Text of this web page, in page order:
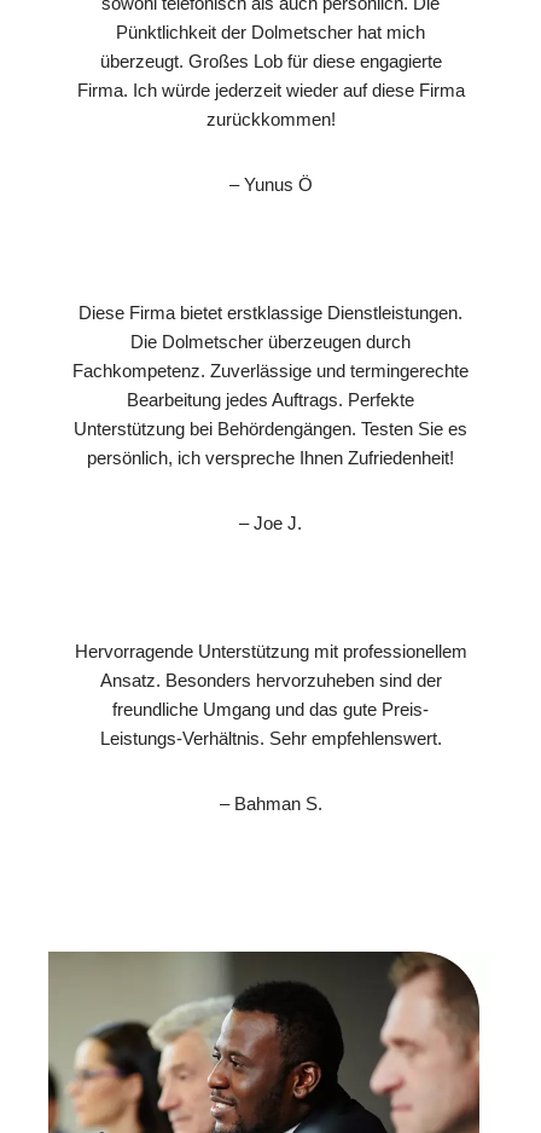
Pünktlichkeit der Dolmetscher hat mich
überzeugt. Großes Lob für diese engagierte
Firma. Ich würde jederzeit wieder auf diese Firma
zurückkommen!
– Yunus Ö
Diese Firma bietet erstklassige Dienstleistungen.
Die Dolmetscher überzeugen durch
Fachkompetenz. Zuverlässige und termingerechte
Bearbeitung jedes Auftrags. Perfekte
Unterstützung bei Behördengängen. Testen Sie es
persönlich, ich verspreche Ihnen Zufriedenheit!
– Joe J.
Hervorragende Unterstützung mit professionellem
Ansatz. Besonders hervorzuheben sind der
freundliche Umgang und das gute Preis-
Leistungs-Verhältnis. Sehr empfehlenswert.
– Bahman S.